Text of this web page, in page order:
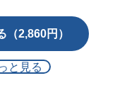
（2,860円）
と見る